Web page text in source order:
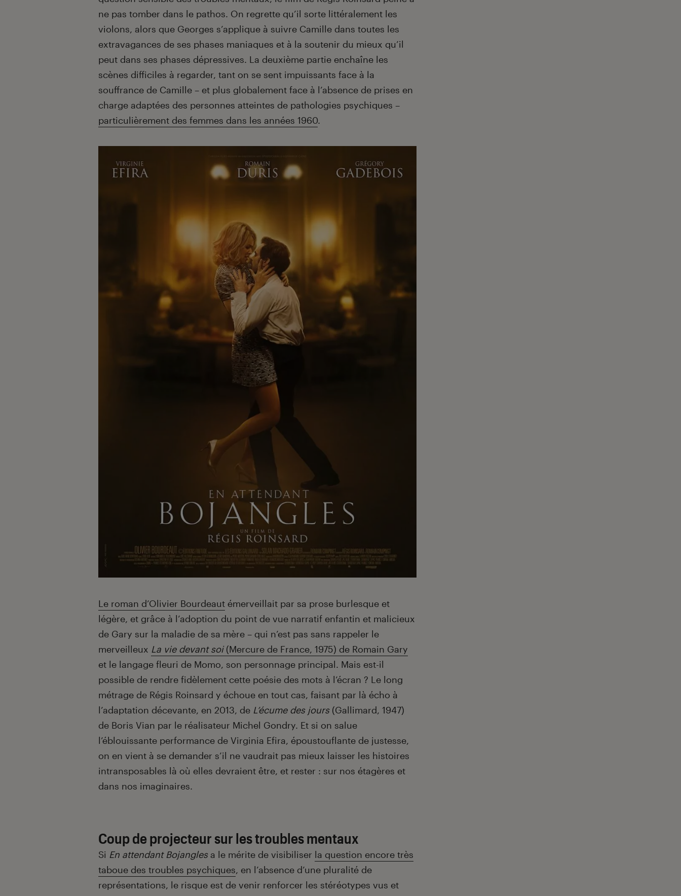
ne pas tomber dans le pathos. On regrette qu’il sorte littéralement les
violons, alors que Georges s’applique à suivre Camille dans toutes les
extravagances de ses phases maniaques et à la soutenir du mieux qu’il
peut dans ses phases dépressives. La deuxième partie enchaîne les
scènes difficiles à regarder, tant on se sent impuissants face à la
souffrance de Camille – et plus globalement face à l’absence de prises en
charge adaptées des personnes atteintes de pathologies psychiques –
particulièrement des femmes dans les années 1960.
Le roman d’Olivier Bourdeaut émerveillait par sa prose burlesque et
légère, et grâce à l’adoption du point de vue narratif enfantin et malicieux
de Gary sur la maladie de sa mère – qui n’est pas sans rappeler le
merveilleux La vie devant soi(Mercure de France, 1975) de Romain Gary
et le langage fleuri de Momo, son personnage principal. Mais est-il
possible de rendre fidèlement cette poésie des mots à l’écran ? Le long
métrage de Régis Roinsard y échoue en tout cas, faisant par là écho à
l’adaptation décevante, en 2013, de L’écume des jours (Gallimard, 1947)
de Boris Vian par le réalisateur Michel Gondry. Et si on salue
l’éblouissante performance de Virginia Efira, époustouflante de justesse,
on en vient à se demander s’il ne vaudrait pas mieux laisser les histoires
intransposables là où elles devraient être, et rester : sur nos étagères et
dans nos imaginaires.
Coup de projecteur sur les troubles mentaux
Si En attendant Bojanglesa le mérite de visibiliser la question encore très
taboue des troubles psychiques, en l’absence d’une pluralité de
représentations, le risque est de venir renforcer les stéréotypes vus et